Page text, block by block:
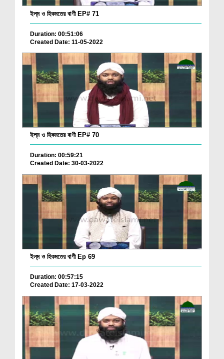
ইল্‌ম ও হিকমতের বাণী EP# 71
Duration: 00:51:06
Created Date: 11-05-2022
ইল্‌ম ও হিকমতের বাণী EP# 70
Duration: 00:59:21
Created Date: 30-03-2022
ইল্‌ম ও হিকমতের বাণী Ep 69
Duration: 00:57:15
Created Date: 17-03-2022